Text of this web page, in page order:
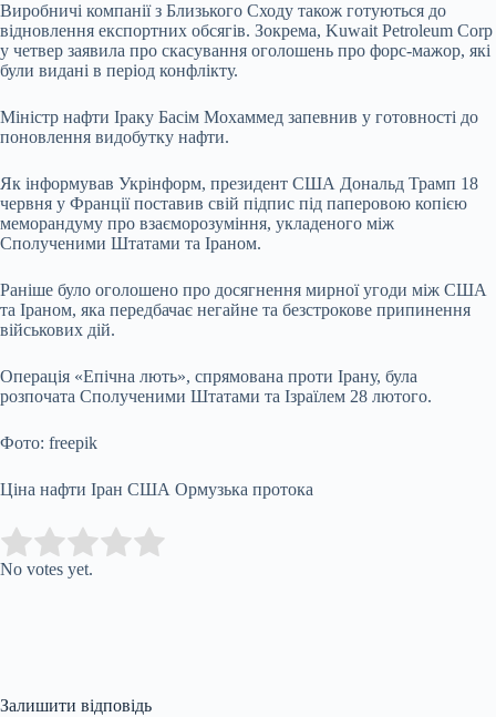
Виробничі компанії з Близького Сходу також готуються до
відновлення експортних обсягів. Зокрема, Kuwait Petroleum Corp
у четвер заявила про скасування оголошень про форс-мажор, які
були видані в період конфлікту.
Міністр нафти Іраку Басім Мохаммед запевнив у готовності до
поновлення видобутку нафти.
Як інформував Укрінформ, президент США Дональд Трамп 18
червня у Франції поставив свій підпис під паперовою копією
меморандуму про взаєморозуміння, укладеного між
Сполученими Штатами та Іраном.
Раніше було оголошено про досягнення мирної угоди між США
та Іраном, яка передбачає негайне та безстрокове припинення
військових дій.
Операція «Епічна лють», спрямована проти Ірану, була
розпочата Сполученими Штатами та Ізраїлем 28 лютого.
Фото: freepik
Ціна нафти Іран США Ормузька протока
Rate this item:
No votes yet.
Залишити відповідь